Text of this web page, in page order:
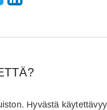
Hyvästä